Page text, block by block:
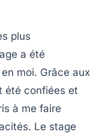
plus
a été
moi. Grâce aux
été confiées et
à me faire
Le stage